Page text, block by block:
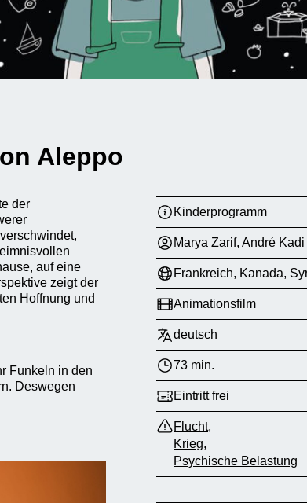
Aleppo
der
auf eine
zeigt der
Hoffnung und
Funkeln in den
Deswegen
Kinderprogramm
Marya Zarif, André Kadi
Frankreich, Kanada,
Animationsfilm
deutsch
73 min.
Eintritt frei
Flucht,
Krieg,
Psychische Belastung